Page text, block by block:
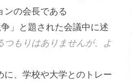
の会長である
」と題された会議中に述
もりはありませんが、よ
、学校や大学とのトレー